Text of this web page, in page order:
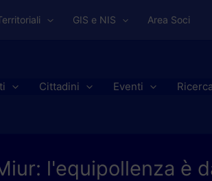
GIS e NIS Area Soci
Cittadini Eventi Ricerca
l'equipollenza è